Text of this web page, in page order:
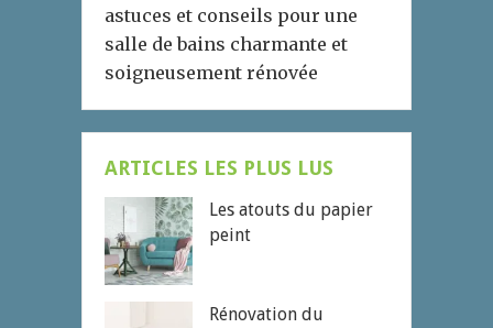
astuces et conseils pour une
salle de bains charmante et
soigneusement rénovée
ARTICLES LES PLUS LUS
Les atouts du papier
peint
Rénovation du